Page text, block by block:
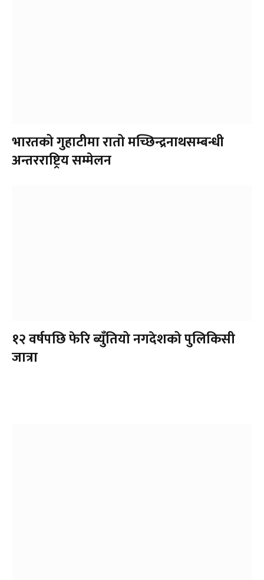
भारतको गुहाटीमा रातो मच्छिन्द्रनाथसम्बन्धी
अन्तरराष्ट्रिय सम्मेलन
१२ वर्षपछि फेरि ब्युँतियो नगदेशको पुलिकिसी
जात्रा